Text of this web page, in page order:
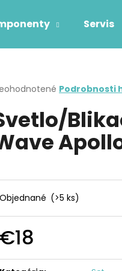
Servis
Podrobnosti
Objednané (>5 ks)
€18
HĽADAŤ